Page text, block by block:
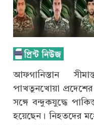
আফগানিস্তান
পাখতুনখোয়া
সঙ্গে বন্দুকযুদ্ধে
হয়েছেন। নিহতদের